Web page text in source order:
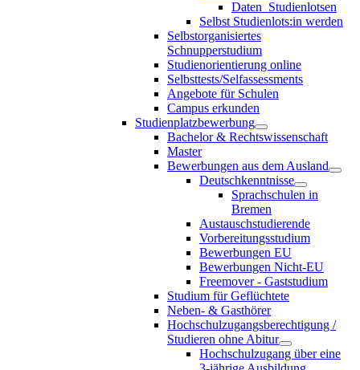
Daten_Studienlotsen
Selbst Studienlots:in werden
Selbstorganisiertes
Schnupperstudium
Studienorientierung online
Selbsttests/Selfassessments
Angebote für Schulen
Campus erkunden
Studienplatzbewerbung
Bachelor & Rechtswissenschaft
Master
Bewerbungen aus dem Ausland
Deutschkenntnisse
Sprachschulen in
Bremen
Austauschstudierende
Vorbereitungsstudium
Bewerbungen EU
Bewerbungen Nicht-EU
Freemover - Gaststudium
Studium für Geflüchtete
Neben- & Gasthörer
Hochschulzugangsberechtigung /
Studieren ohne Abitur
Hochschulzugang über eine